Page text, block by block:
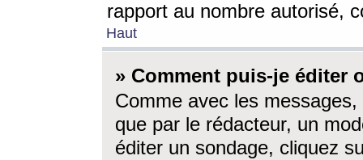
rapport au nombre autorisé,
Haut
» Comment puis-je éditer
Comme avec les
que par le rédacteur, un
éditer un sondage, cliquez